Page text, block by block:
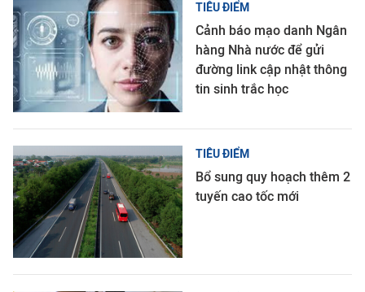
TIÊU ĐIỂM
Cảnh báo mạo danh Ngân
hàng Nhà nước để gửi
đường link cập nhật thông
tin sinh trắc học
TIÊU ĐIỂM
Bổ sung quy hoạch thêm 2
tuyến cao tốc mới